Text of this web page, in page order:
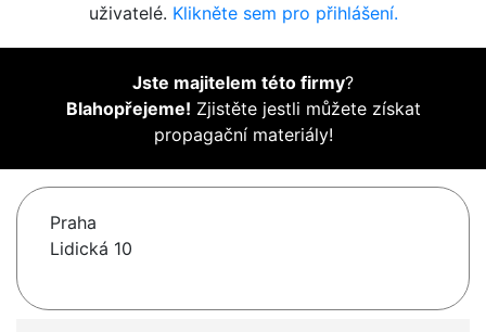
uživatelé. Klikněte sem pro přihlášení.
Jste majitelem této firmy?
Blahopřejeme! Zjistěte jestli můžete získat
propagační materiály!
Praha
Lidická 10